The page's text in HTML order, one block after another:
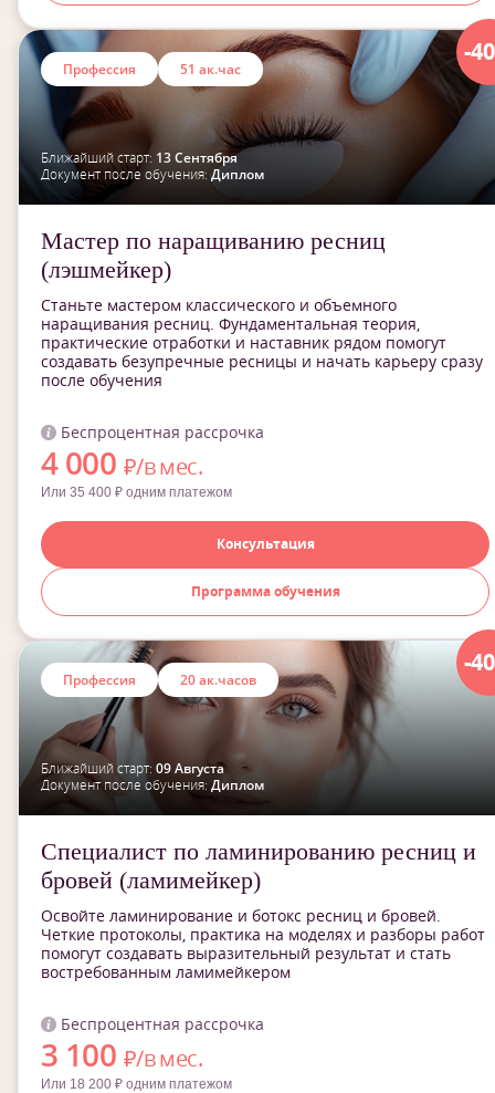
-
Профессия 51 ак.час
Ближайший старт: 13 Сентября
Документ после обучения: Диплом
Мастер по наращиванию ресниц
(лэшмейкер)
Станьте мастером классического и объемного
наращивания ресниц. Фундаментальная теория,
практические отработки и наставник рядом помогут
создавать безупречные ресницы и начать карьеру сразу
после обучения
Беспроцентная рассрочка
4 000 ₽/в мес.
Или 35 400 ₽ одним платежом
Консультация
Программа обучения
-
Профессия 20 ак.часов
Ближайший старт: 09 Августа
Документ после обучения: Диплом
Специалист по ламинированию ресниц и
бровей (ламимейкер)
Освойте ламинирование и ботокс ресниц и бровей.
Четкие протоколы, практика на моделях и разборы работ
помогут создавать выразительный результат и стать
востребованным ламимейкером
Беспроцентная рассрочка
3 100 ₽/в мес.
Или 18 200 ₽ одним платежом